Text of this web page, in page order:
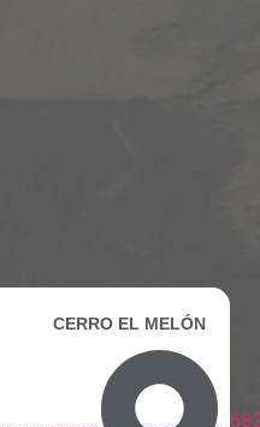
CERRO EL MELÓN